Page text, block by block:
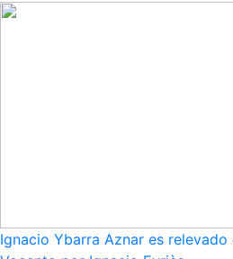
Ignacio Ybarra Aznar es